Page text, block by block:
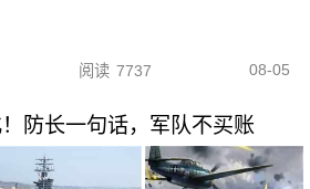
阅读 7737 08-05
防长一句话，军队不买账